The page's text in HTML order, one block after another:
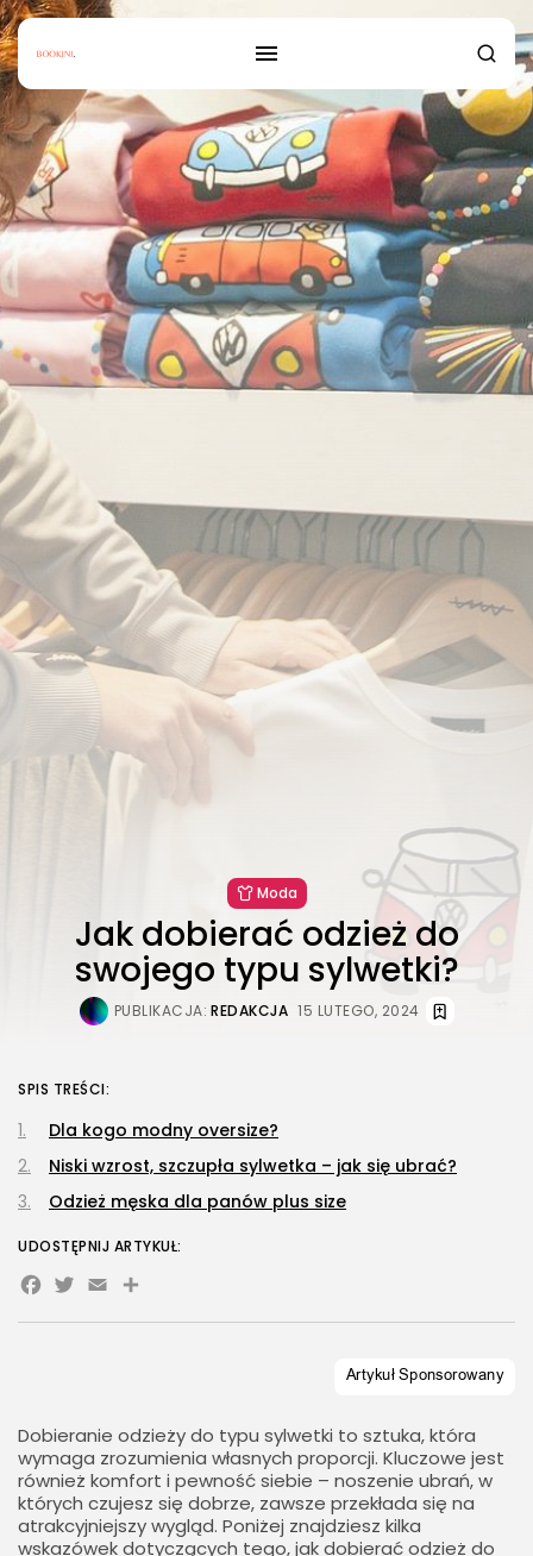
Moda
Jak dobierać odzież do
swojego typu sylwetki?
PUBLIKACJA: REDAKCJA 15 LUTEGO, 2024
Dobieranie odzieży do typu sylwetki to sztuka, która
wymaga zrozumienia własnych proporcji. Kluczowe jest
również komfort i pewność siebie – noszenie ubrań, w
których czujesz się dobrze, zawsze przekłada się na
atrakcyjniejszy wygląd. Poniżej znajdziesz kilka
wskazówek dotyczących tego, jak dobierać odzież do
SPIS TREŚCI:
Dla kogo modny oversize?
Niski wzrost, szczupła sylwetka – jak się ubrać?
Odzież męska dla panów plus size
UDOSTĘPNIJ ARTYKUŁ:
Facebook
Twitter
EmailShare